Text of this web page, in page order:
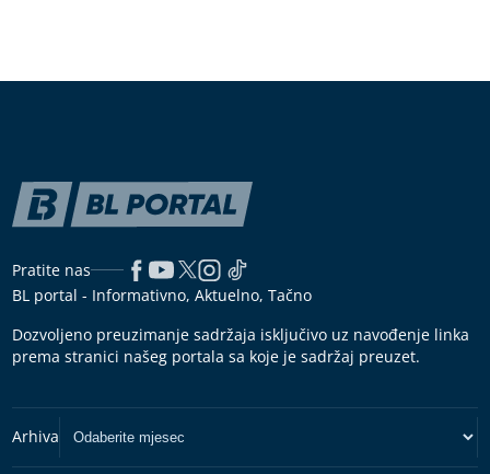
Pratite nas
BL portal - Informativno, Aktuelno, Tačno
Dozvoljeno preuzimanje sadržaja isključivo uz navođenje linka
prema stranici našeg portala sa koje je sadržaj preuzet.